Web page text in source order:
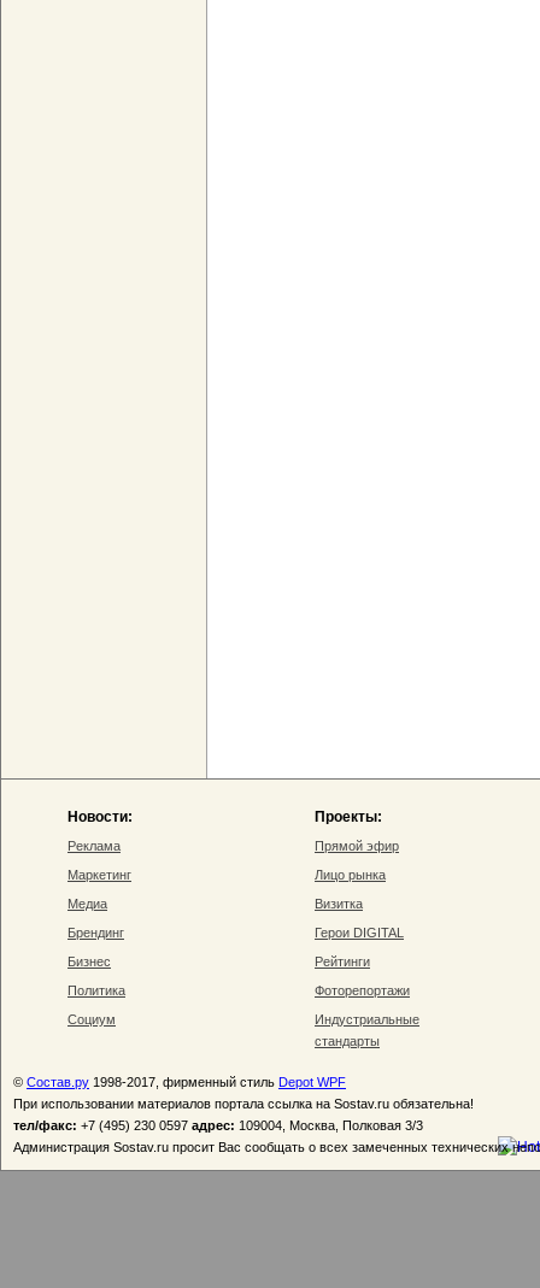
Новости:
Реклама
Маркетинг
Медиа
Брендинг
Бизнес
Политика
Социум
Проекты:
Прямой эфир
Лицо рынка
Визитка
Герои DIGITAL
Рейтинги
Фоторепортажи
Индустриальные
стандарты
© Состав.ру 1998-2017, фирменный стиль Depot WPF
При использовании материалов портала ссылка на Sostav.ru обязательна!
тел/факс: +7 (495) 230 0597 адрес: 109004, Москва, Полковая 3/3
Администрация Sostav.ru просит Вас сообщать о всех замеченных технических